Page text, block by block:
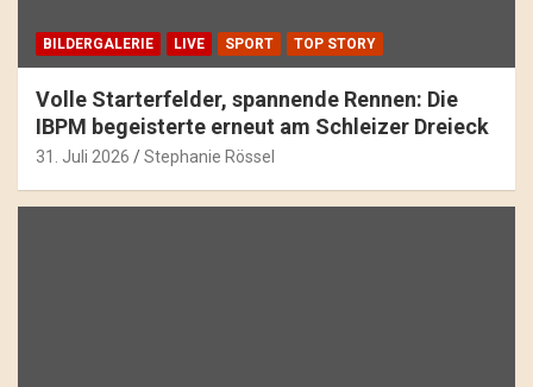
BILDERGALERIE LIVE SPORT TOP STORY
Volle Starterfelder, spannende Rennen: Die
IBPM begeisterte erneut am Schleizer Dreieck
31. Juli 2026 Stephanie Rössel